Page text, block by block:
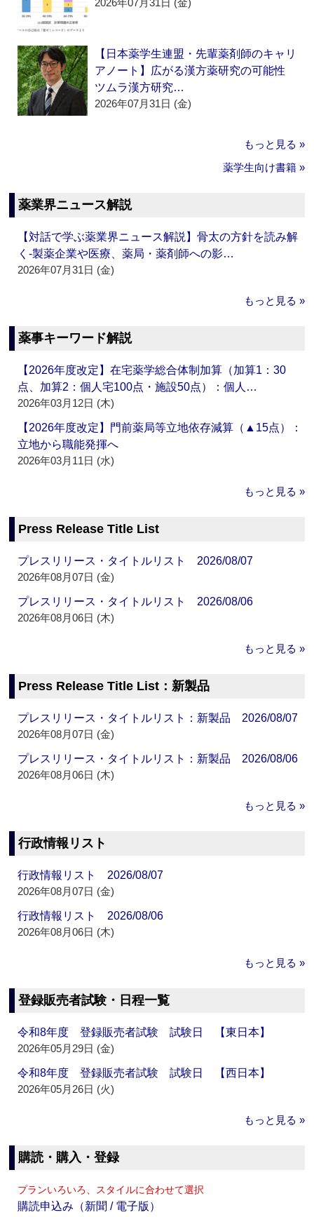
2026年07月31日 (金)
【日本薬学生連盟・先輩薬剤師のキャリ
アノート】広がる漢方薬研究の可能性
ツムラ漢方研究…
2026年07月31日 (金)
もっと見る »
薬学生向け書籍 »
薬業界ニュース解説
【対話で学ぶ薬業界ニュース解説】骨太の方針を読み解
く‐製薬企業や医療、薬局・薬剤師への影…
2026年07月31日 (金)
もっと見る »
薬事キーワード解説
【2026年度改定】在宅薬学総合体制加算（加算1：30
点、加算2：個人宅100点・施設50点）：個人…
2026年03月12日 (木)
【2026年度改定】門前薬局等立地依存減算（▲15点）：
立地から職能発揮へ
2026年03月11日 (水)
もっと見る »
Press Release Title List
プレスリリース・タイトルリスト 2026/08/07
2026年08月07日 (金)
プレスリリース・タイトルリスト 2026/08/06
2026年08月06日 (木)
もっと見る »
Press Release Title List：新製品
プレスリリース・タイトルリスト：新製品 2026/08/07
2026年08月07日 (金)
プレスリリース・タイトルリスト：新製品 2026/08/06
2026年08月06日 (木)
もっと見る »
行政情報リスト
行政情報リスト 2026/08/07
2026年08月07日 (金)
行政情報リスト 2026/08/06
2026年08月06日 (木)
もっと見る »
登録販売者試験・日程一覧
令和8年度 登録販売者試験 試験日 【東日本】
2026年05月29日 (金)
令和8年度 登録販売者試験 試験日 【西日本】
2026年05月26日 (火)
もっと見る »
購読・購入・登録
プランいろいろ、スタイルに合わせて選択
購読申込み（新聞 / 電子版）